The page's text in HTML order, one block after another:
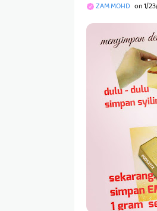
ZAM MOHD on1/